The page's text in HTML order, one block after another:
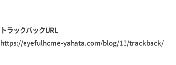
トラックバックURL
https://eyefulhome-yahata.com/blog/13/trackback/